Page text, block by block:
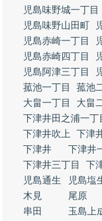
児島味野城一丁目
児島味野山田町
児島赤崎一丁目
児島赤崎四丁目
児島阿津三丁目
菰池一丁目
菰池
大畠一丁目
大畠
下津井田之浦一丁
下津井吹上
下津
下津井
下津井
下津井三丁目
下
児島通生
児島塩
木見
尾原
串田
玉島上